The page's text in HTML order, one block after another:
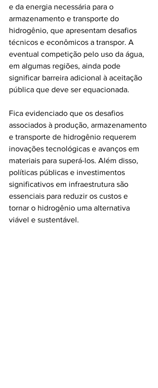
e da energia necessária para o
armazenamento e transporte do
hidrogênio, que apresentam desafios
técnicos e econômicos a transpor. A
eventual competição pelo uso da água,
em algumas regiões, ainda pode
significar barreira adicional à aceitação
pública que deve ser equacionada.
Fica evidenciado que os desafios
associados à produção, armazenamento
e transporte de hidrogênio requerem
inovações tecnológicas e avanços em
materiais para superá-los. Além disso,
políticas públicas e investimentos
significativos em infraestrutura são
essenciais para reduzir os custos e
tornar o hidrogênio uma alternativa
viável e sustentável.